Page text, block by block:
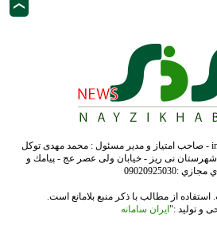
نشانی ایمیل: info@nayzinews.ir - صاحب امتیاز و مدیر مسئول : محمد مهدی توکل
نی ریز - خیابان ولی عصر عج - پيامك و
:09020925030
از مطالب با ذکر منبع بلامانع است.
و تولید :"ایران سامانه